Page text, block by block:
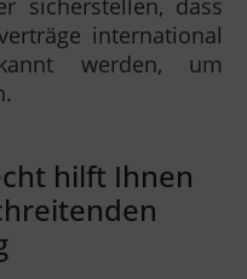
international
werden, um
hilft Ihnen